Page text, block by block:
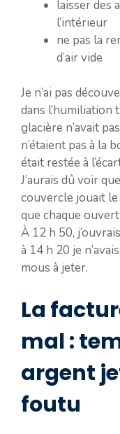
laisser des
l’intérieur
ne pas la
d’air vide
Je n’ai pas
dans l’humiliation
glacière n’avait
n’étaient pas à la
était restée à
J’aurais dû voir
couvercle jouait
que chaque
À 12 h 50,
à 14 h 20 je
mous à jeter.
La
mal :
argent
foutu